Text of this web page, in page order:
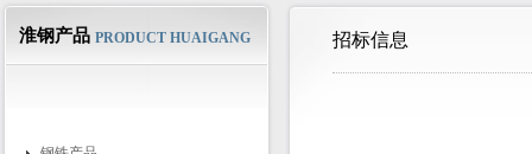
淮钢产品 PRODUCT HUAIGANG 招标信息